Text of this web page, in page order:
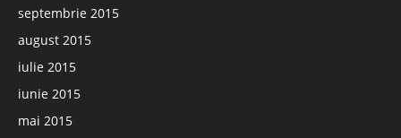
septembrie 2015
august 2015
iulie 2015
iunie 2015
mai 2015